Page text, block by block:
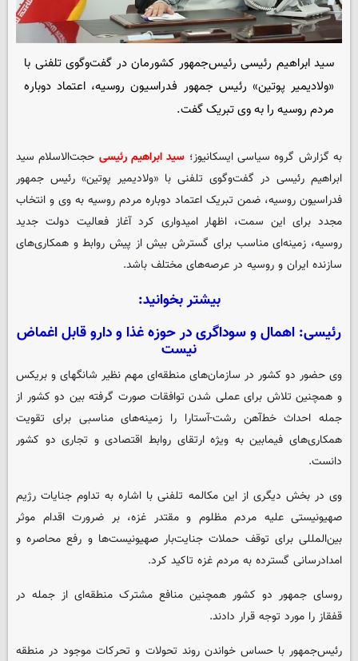
سید ابراهیم رئیسی رئیس‌جمهور کشورمان در گفت‌وگوی تلفنی با
«ولادیمیر پوتین» رئیس جمهور فدراسیون روسیه، اعتماد دوباره
مردم روسیه را به وی تبریک گفت.
به گزارش گروه سیاسیایسکانیوز؛ سید ابراهیم رئیسی حجت‌الاسلام سید
ابراهیم رئیسی در گفت‌وگوی تلفنی با «ولادیمیر پوتین» رئیس جمهور
فدراسیون روسیه، ضمن تبریک اعتماد دوباره مردم روسیه به وی و انتخاب
مجدد برای این سمت، اظهار امیدواری کرد آغاز فعالیت دولت جدید
روسیه، زمینه‌ای مناسب برای گسترش بیش از پیش روابط و همکاری‌های
سازنده ایران و روسیه در عرصه‌های مختلف باشد.
بیشتر بخوانید:
رئیسی: اهمال و سوداگری در حوزه غذا و دارو قابل اغماض
نیست
وی حضور دو کشور در سازمان‌های منطقه‌ای مهم نظیر شانگهای و بریکس
و همچنین تلاش برای عملی شدن توافقات صورت گرفته بین دو کشور از
جمله احداث خط‌آهن رشت-آستارا را زمینه‌های مناسبی برای تقویت
همکاری‌های فیمابین به ویژه ارتقای روابط اقتصادی و تجاری دو کشور
دانست.
وی در بخش دیگری از این مکالمه تلفنی با اشاره به تداوم جنایات رژیم
صهیونیستی علیه مردم مظلوم و مقتدر غزه، بر ضرورت اقدام موثر
بین‌المللی برای توقف حملات جنایت‌بار صهیونیست‌ها و رفع محاصره و
امدادرسانی گسترده به مردم غزه تاکید کرد.
روسای جمهور دو کشور همچنین منافع مشترک منطقه‌ای از جمله در
قفقاز را مورد توجه قرار دادند.
رئیس‌جمهور با حساس خواندن روند تحولات و تحرکات موجود در منطقه